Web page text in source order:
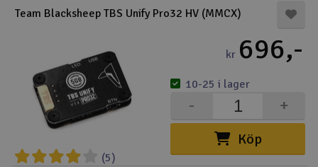
Team Blacksheep TBS Unify Pro32 HV (MMCX)
(5)
kr 696,-
Köp
+
-
10-25 i lager